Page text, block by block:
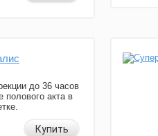
до 36 часов
полового акта в
Купить